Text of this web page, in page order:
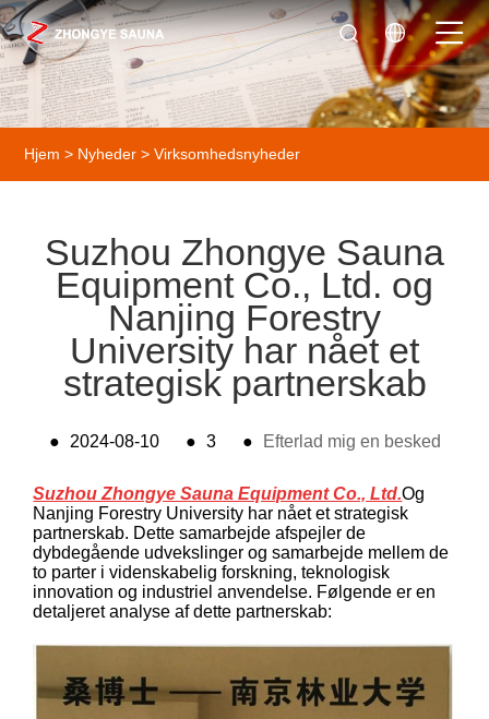
Hjem > Nyheder >Virksomhedsnyheder
Suzhou Zhongye Sauna
Equipment Co., Ltd. og
Nanjing Forestry
University har nået et
strategisk partnerskab
● 2024-08-10 ● 3 ● Efterlad mig en besked
Suzhou Zhongye Sauna Equipment Co., Ltd.Og
Nanjing Forestry University har nået et strategisk
partnerskab. Dette samarbejde afspejler de
dybdegående udvekslinger og samarbejde mellem de
to parter i videnskabelig forskning, teknologisk
innovation og industriel anvendelse. Følgende er en
detaljeret analyse af dette partnerskab: